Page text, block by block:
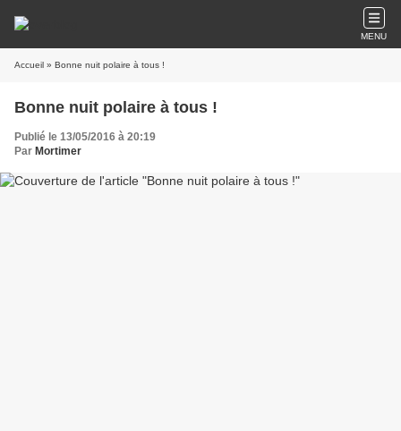
MENU
Accueil » Bonne nuit polaire à tous !
Bonne nuit polaire à tous !
Publié le 13/05/2016 à 20:19
Par Mortimer